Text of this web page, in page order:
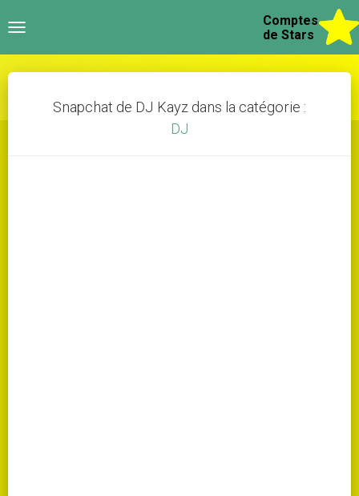
Toggle
Comptes
de Stars
Snapchat de DJ Kayz dans la catégorie :
DJ